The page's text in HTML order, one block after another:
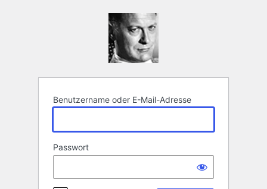
Benutzername oder E-Mail-Adresse
Passwort